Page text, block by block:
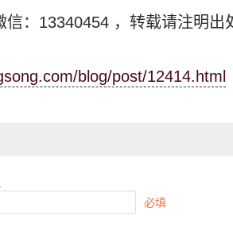
信：13340454 ，转载请注明出
blog/post/12414.html
必填